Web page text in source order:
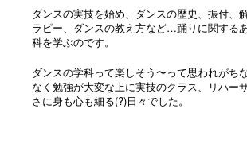
ダンスの実技を始め、ダンスの歴史、振付、
ラピー、ダンスの教え方など…踊りに関する
科を学ぶのです。
ダンスの学科って楽しそう〜って思われがち
なく勉強が大変な上に実技のクラス、リハー
さに身も心も細る(?)日々でした。